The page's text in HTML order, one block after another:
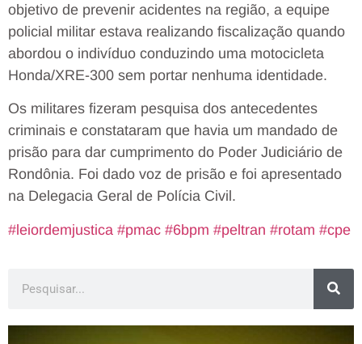
objetivo de prevenir acidentes na região, a equipe
policial militar estava realizando fiscalização quando
abordou o indivíduo conduzindo uma motocicleta
Honda/XRE-300 sem portar nenhuma identidade.
Os militares fizeram pesquisa dos antecedentes
criminais e constataram que havia um mandado de
prisão para dar cumprimento do Poder Judiciário de
Rondônia. Foi dado voz de prisão e foi apresentado
na Delegacia Geral de Polícia Civil.
#leiordemjustica #pmac #6bpm #peltran #rotam #cpe